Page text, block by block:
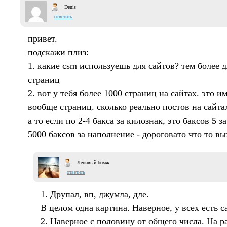
Denis
ответить
привет.
подскажи плиз:
1. какие csm используешь для сайтов? тем более
страниц
2. вот у тебя более 1000 страниц на сайтах. это
вообще страниц. сколько реально постов на
а то если по 2-4 бакса за килознак, это баксов 5
5000 баксов за наполнение - дороговато что то
Ленивый бомж
ответить
1. Друпал, вп, джумла, дле.
В целом одна картина. Наверное, у всех есть
2. Наверное с половину от общего числа. На